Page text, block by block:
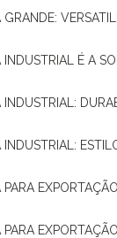
GRANDE:
INDUSTRIAL É A
INDUSTRIAL:
INDUSTRIAL:
PARA
PARA